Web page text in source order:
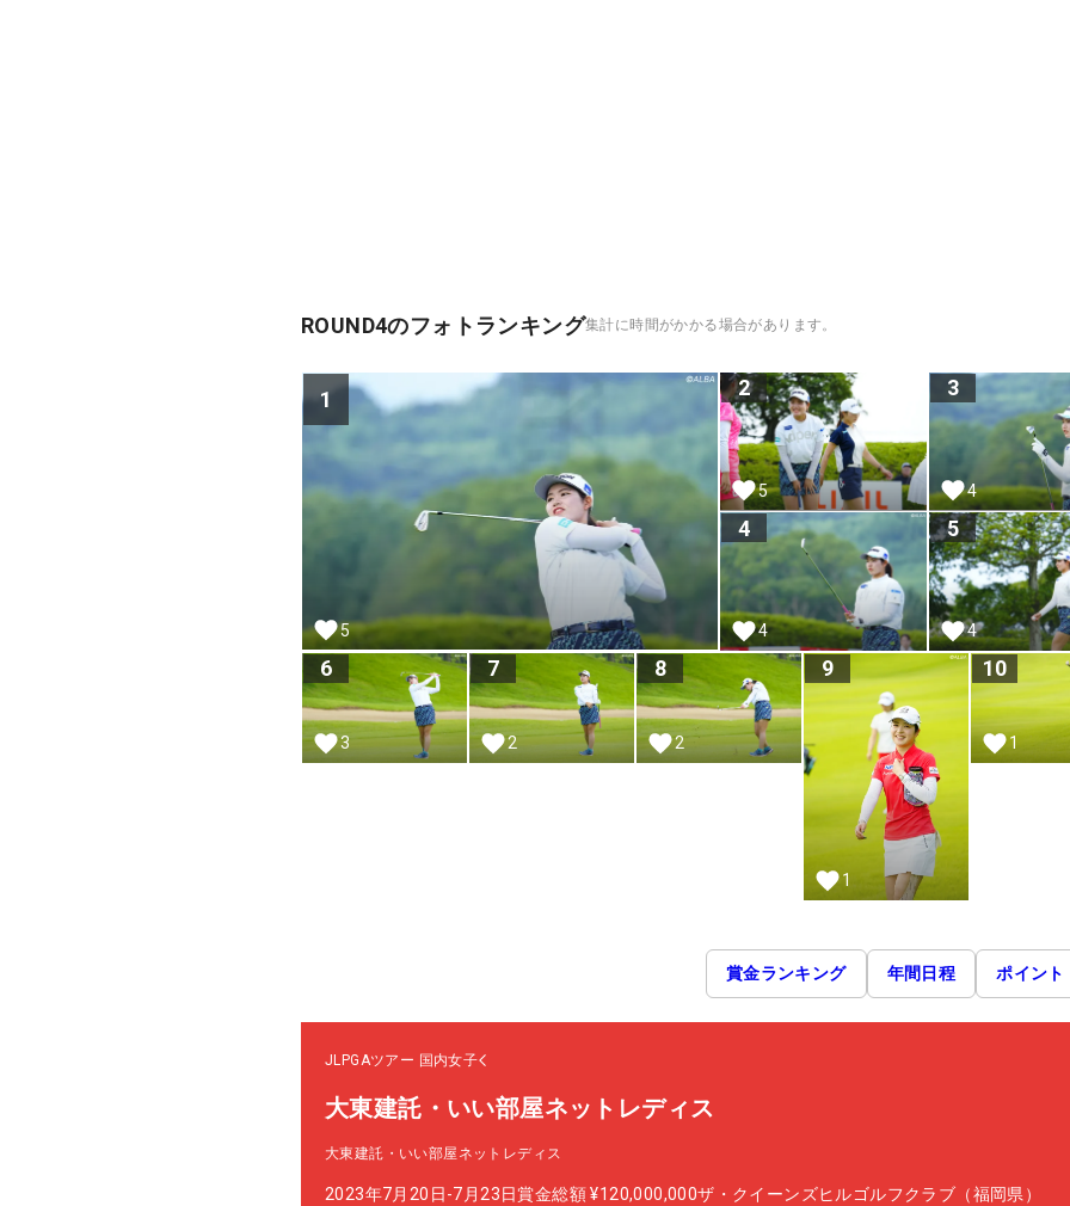
ROUND4のフォトランキング集計に時間がかかる場合があります。
1
5
2
5
3
4
4
4
5
4
6
3
7
2
8
2
9
1
10
1
賞金ランキング 年間日程 ポイント
JLPGAツアー 国内女子
大東建託・いい部屋ネットレディス
大東建託・いい部屋ネットレディス
2023年7月20日-7月23日賞金総額 ¥120,000,000ザ・クイーンズヒルゴルフクラブ（福岡県）